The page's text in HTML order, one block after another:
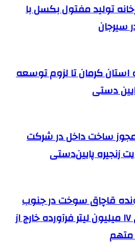
تولید مفتول بکسل با
سیرجان
استان کرمان تا لزوم توسعه
دستی
بیش ‌از ۵۰۰۰ مجوز ساخت داخل در شرکت
پایین‌دستی
قاچاق سوخت در جنوب
کرمان/ سندسازی ۱۷ میلیون لیتر فرآورده‌ خارج از